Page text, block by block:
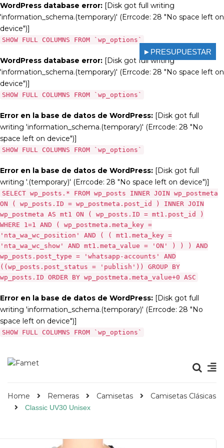
WordPress database error: [Disk got full writing
'information_schema.(temporary)' (Errcode: 28 "No space left on
device")]
SHOW FULL COLUMNS FROM `wp_options`
WordPress database error: [Disk got full writing
'information_schema.(temporary)' (Errcode: 28 "No space left on
device")]
SHOW FULL COLUMNS FROM `wp_options`
Error en la base de datos de WordPress: [Disk got full
writing 'information_schema.(temporary)' (Errcode: 28 "No
space left on device")]
SHOW FULL COLUMNS FROM `wp_options`
Error en la base de datos de WordPress: [Disk got full
writing '.(temporary)' (Errcode: 28 "No space left on device")]
SELECT wp_posts.* FROM wp_posts INNER JOIN wp_postmeta
ON ( wp_posts.ID = wp_postmeta.post_id ) INNER JOIN
wp_postmeta AS mt1 ON ( wp_posts.ID = mt1.post_id )
WHERE 1=1 AND ( wp_postmeta.meta_key =
'nta_wa_wc_position' AND ( ( mt1.meta_key =
'nta_wa_wc_show' AND mt1.meta_value = 'ON' ) ) ) AND
wp_posts.post_type = 'whatsapp-accounts' AND
((wp_posts.post_status = 'publish')) GROUP BY
wp_posts.ID ORDER BY wp_postmeta.meta_value+0 ASC
Error en la base de datos de WordPress: [Disk got full
writing 'information_schema.(temporary)' (Errcode: 28 "No
space left on device")]
SHOW FULL COLUMNS FROM `wp_options`
Home Remeras Camisetas Camisetas Clásicas
Classic UV30 Unisex
►PRESUPUESTAR